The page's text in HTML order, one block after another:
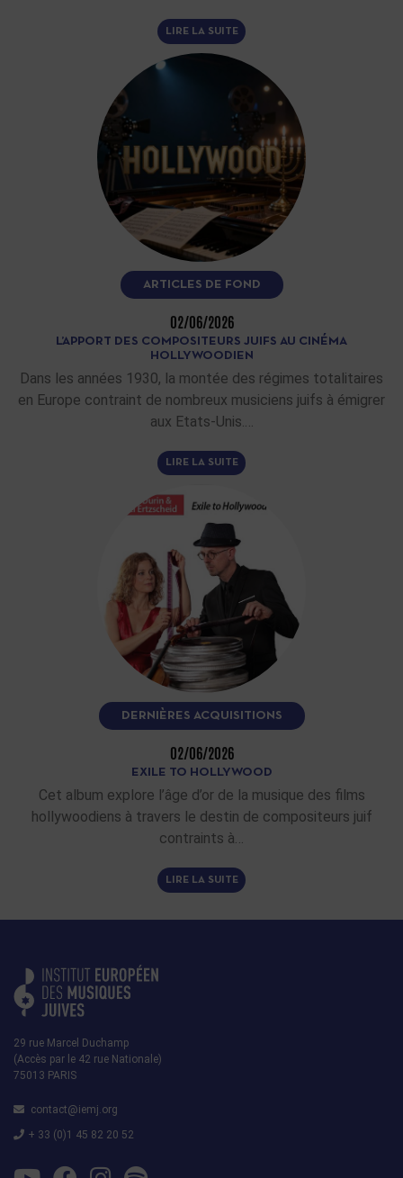
LIRE LA SUITE
ARTICLES DE FOND
02/06/2026
L’APPORT DES COMPOSITEURS JUIFS AU CINÉMA
HOLLYWOODIEN
Dans les années 1930, la montée des régimes totalitaires
en Europe contraint de nombreux musiciens juifs à émigrer
aux Etats-Unis.…
LIRE LA SUITE
DERNIÈRES ACQUISITIONS
02/06/2026
EXILE TO HOLLYWOOD
Cet album explore l’âge d’or de la musique des films
hollywoodiens à travers le destin de compositeurs juif
contraints à…
LIRE LA SUITE
29 rue Marcel Duchamp
(Accès par le 42 rue Nationale)
75013 PARIS
contact@iemj.org
+ 33 (0)1 45 82 20 52